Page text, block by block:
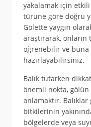
yakalamak için etkili
türüne göre doğru
Gölette yaygın
araştırarak,
öğrenebilir ve buna
hazırlayabilirsiniz.
Balık tutarken
önemli nokta, gölün
anlamaktır.
bitkilerinin
bölgelerde veya